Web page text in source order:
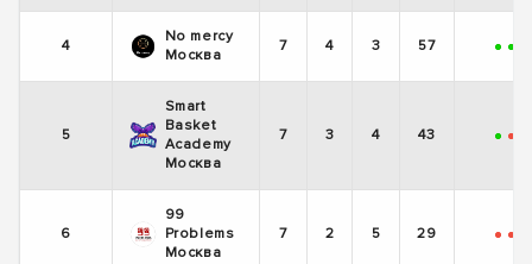
4
No mercy
Москва
7 4 3 57 + +
5
Smart
Basket
Academy
Москва
7 3 4 43 + -
6
99
Problems
Москва
7 2 5 29 - -